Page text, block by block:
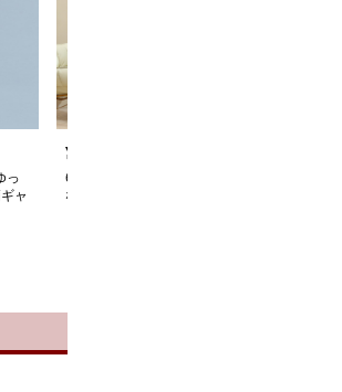
っ
ャ
¥
60代ファッション 優美
な大人の総柄リーフワン